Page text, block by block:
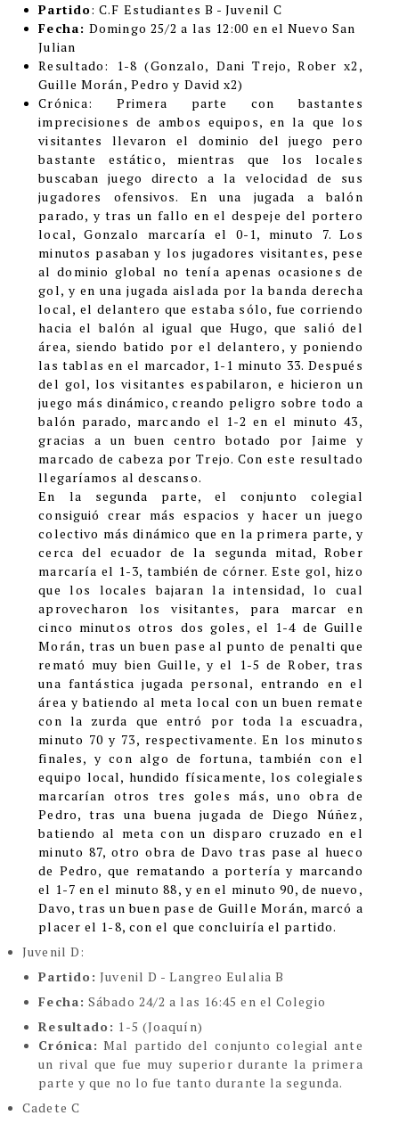
Partido: C.F Estudiantes B - Juvenil C
Fecha:Domingo 25/2 a las 12:00 en el Nuevo San
Julian
Resultado:
1-8 (Gonzalo, Dani Trejo, Rober x2,
Guille Morán, Pedro y David x2)
Crónica:
Primera parte con bastantes
imprecisiones de ambos equipos, en la que los
visitantes llevaron el dominio del juego pero
bastante estático, mientras que los locales
buscaban juego directo a la velocidad de sus
jugadores ofensivos. En una jugada a balón
parado, y tras un fallo en el despeje del portero
local, Gonzalo marcaría el 0-1, minuto 7. Los
minutos pasaban y los jugadores visitantes, pese
al dominio global no tenía apenas ocasiones de
gol, y en una jugada aislada por la banda derecha
local, el delantero que estaba sólo, fue corriendo
hacia el balón al igual que Hugo, que salió del
área, siendo batido por el delantero, y poniendo
las tablas en el marcador, 1-1 minuto 33. Después
del gol, los visitantes espabilaron, e hicieron un
juego más dinámico, creando peligro sobre todo a
balón parado, marcando el 1-2 en el minuto 43,
gracias a un buen centro botado por Jaime y
marcado de cabeza por Trejo. Con este resultado
llegaríamos al descanso.
En la segunda parte, el conjunto colegial
consiguió crear más espacios y hacer un juego
colectivo más dinámico que en la primera parte, y
cerca del ecuador de la segunda mitad, Rober
marcaría el 1-3, también de córner. Este gol, hizo
que los locales bajaran la intensidad, lo cual
aprovecharon los visitantes, para marcar en
cinco minutos otros dos goles, el 1-4 de Guille
Morán, tras un buen pase al punto de penalti que
remató muy bien Guille, y el 1-5 de Rober, tras
una fantástica jugada personal, entrando en el
área y batiendo al meta local con un buen remate
con la zurda que entró por toda la escuadra,
minuto 70 y 73, respectivamente. En los minutos
finales, y con algo de fortuna, también con el
equipo local, hundido físicamente, los colegiales
marcarían otros tres goles más, uno obra de
Pedro, tras una buena jugada de Diego Núñez,
batiendo al meta con un disparo cruzado en el
minuto 87, otro obra de Davo tras pase al hueco
de Pedro, que rematando a portería y marcando
el 1-7 en el minuto 88, y en el minuto 90, de nuevo,
Davo, tras un buen pase de Guille Morán, marcó a
placer el 1-8, con el que concluiría el partido.
Juvenil D:
Partido: Juvenil D - Langreo Eulalia B
Fecha: Sábado 24/2 a las 16:45 en el Colegio
Resultado: 1-5 (Joaquín)
Crónica: Mal partido del conjunto colegial ante
un rival que fue muy superior durante la primera
parte y que no lo fue tanto durante la segunda.
Cadete C